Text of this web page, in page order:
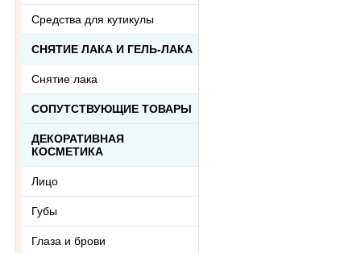
Средства для кутикулы
СНЯТИЕ ЛАКА И ГЕЛЬ-ЛАКА
Снятие лака
СОПУТСТВУЮЩИЕ ТОВАРЫ
ДЕКОРАТИВНАЯ
КОСМЕТИКА
Лицо
Губы
Глаза и брови